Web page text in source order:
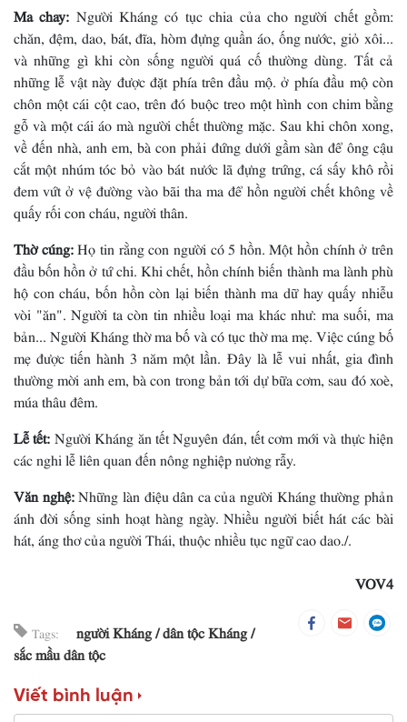
Ma chay: Người Kháng có tục chia của cho người chết gồm:
chăn, đệm, dao, bát, đĩa, hòm đựng quần áo, ống nước, giỏ xôi...
và những gì khi còn sống người quá cố thường dùng. Tất cả
những lễ vật này được đặt phía trên đầu mộ. ở phía đầu mộ còn
chôn một cái cột cao, trên đó buộc treo một hình con chim bằng
gỗ và một cái áo mà người chết thường mặc. Sau khi chôn xong,
về đến nhà, anh em, bà con phải đứng dưới gầm sàn để ông cậu
cắt một nhúm tóc bỏ vào bát nước lã đựng trứng, cá sấy khô rồi
đem vứt ở vệ đường vào bãi tha ma để hồn người chết không về
quấy rối con cháu, người thân.
Thờ cúng:Họ tin rằng con người có 5 hồn. Một hồn chính ở trên
đầu bốn hồn ở tứ chi. Khi chết, hồn chính biến thành ma lành phù
hộ con cháu, bốn hồn còn lại biến thành ma dữ hay quấy nhiễu
vòi "ăn". Người ta còn tin nhiều loại ma khác như: ma suối, ma
bản... Người Kháng thờ ma bố và có tục thờ ma mẹ. Việc cúng bố
mẹ được tiến hành 3 năm một lần. Ðây là lễ vui nhất, gia đình
thường mời anh em, bà con trong bản tới dự bữa cơm, sau đó xoè,
múa thâu đêm.
Lễ tết:Người Kháng ăn tết Nguyên đán, tết cơm mới và thực hiện
các nghi lễ liên quan đến nông nghiệp nương rẫy.
Văn nghệ:Những làn điệu dân ca của người Kháng thường phản
ánh đời sống sinh hoạt hàng ngày. Nhiều người biết hát các bài
hát, áng thơ của người Thái, thuộc nhiều tục ngữ cao dao./.
VOV4
Tags: người Kháng dân tộc Kháng
sắc mầu dân tộc
Viết bình luận